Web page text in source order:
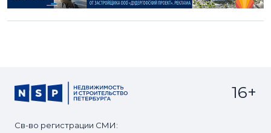
Св-во регистрации СМИ:
16+